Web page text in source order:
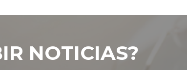
NOTICIAS?